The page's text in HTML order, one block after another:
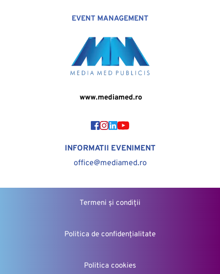
EVENT MANAGEMENT
www.mediamed.ro
INFORMATII EVENIMENT
office@mediamed.ro
Termeni și condiții
Politica de confidențialitate
Politica cookies